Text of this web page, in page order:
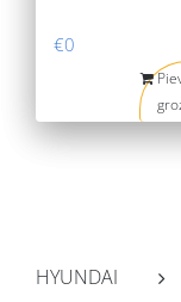
€0
HYUNDAI